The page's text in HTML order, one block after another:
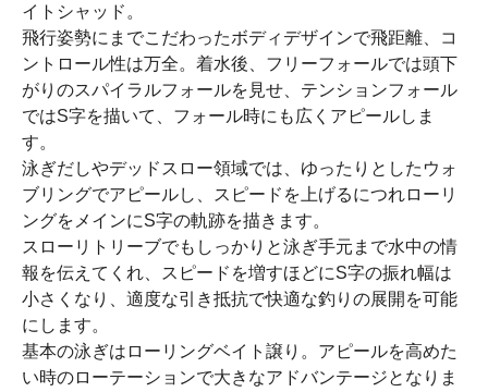
イトシャッド。
飛行姿勢にまでこだわったボディデザインで飛距離、コ
ントロール性は万全。着水後、フリーフォールでは頭下
がりのスパイラルフォールを見せ、テンションフォール
ではS字を描いて、フォール時にも広くアピールしま
す。
泳ぎだしやデッドスロー領域では、ゆったりとしたウォ
ブリングでアピールし、スピードを上げるにつれローリ
ングをメインにS字の軌跡を描きます。
スローリトリーブでもしっかりと泳ぎ手元まで水中の情
報を伝えてくれ、スピードを増すほどにS字の振れ幅は
小さくなり、適度な引き抵抗で快適な釣りの展開を可能
にします。
基本の泳ぎはローリングベイト譲り。アピールを高めた
い時のローテーションで大きなアドバンテージとなりま